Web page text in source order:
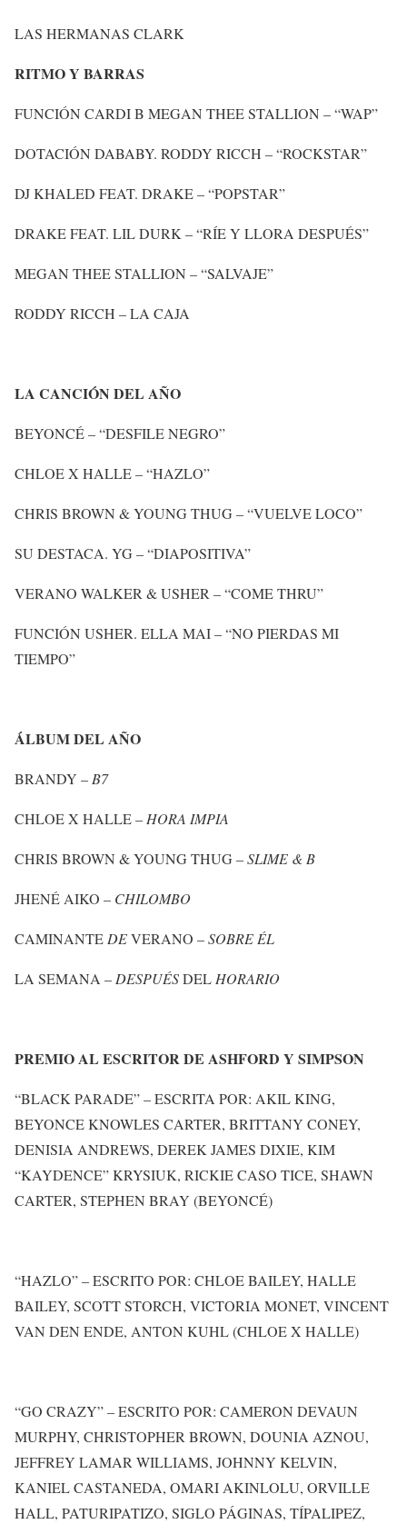
LAS HERMANAS CLARK
RITMO Y BARRAS
FUNCIÓN CARDI B MEGAN THEE STALLION – “WAP”
DOTACIÓN DABABY. RODDY RICCH – “ROCKSTAR”
DJ KHALED FEAT. DRAKE – “POPSTAR”
DRAKE FEAT. LIL DURK – “RÍE Y LLORA DESPUÉS”
MEGAN THEE STALLION – “SALVAJE”
RODDY RICCH – LA CAJA
LA CANCIÓN DEL AÑO
BEYONCÉ – “DESFILE NEGRO”
CHLOE X HALLE – “HAZLO”
CHRIS BROWN & YOUNG THUG – “VUELVE LOCO”
SU DESTACA. YG – “DIAPOSITIVA”
VERANO WALKER & USHER – “COME THRU”
FUNCIÓN USHER. ELLA MAI – “NO PIERDAS MI
TIEMPO”
ÁLBUM DEL AÑO
BRANDY –B7
CHLOE X HALLE –HORA IMPIA
CHRIS BROWN & YOUNG THUG –SLIME & B
JHENÉ AIKO – CHILOMBO
CAMINANTEDEVERANO –SOBRE ÉL
LA SEMANA –DESPUÉSDELHORARIO
PREMIO AL ESCRITOR DE ASHFORD Y SIMPSON
“BLACK PARADE” – ESCRITA POR: AKIL KING,
BEYONCE KNOWLES CARTER, BRITTANY CONEY,
DENISIA ANDREWS, DEREK JAMES DIXIE, KIM
“KAYDENCE” KRYSIUK, RICKIE CASO TICE, SHAWN
CARTER, STEPHEN BRAY (BEYONCÉ)
“HAZLO” – ESCRITO POR: CHLOE BAILEY, HALLE
BAILEY, SCOTT STORCH, VICTORIA MONET, VINCENT
VAN DEN ENDE, ANTON KUHL (CHLOE X HALLE)
“GO CRAZY” – ESCRITO POR: CAMERON DEVAUN
MURPHY, CHRISTOPHER BROWN, DOUNIA AZNOU,
JEFFREY LAMAR WILLIAMS, JOHNNY KELVIN,
KANIEL CASTANEDA, OMARI AKINLOLU, ORVILLE
HALL, PATURIPATIZO, SIGLO PÁGINAS, TÍPALIPEZ,